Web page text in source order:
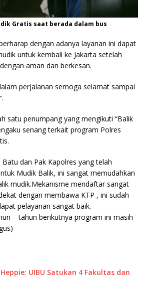
Gratis saat berada dalam bus
dengan adanya layanan ini dapat
untuk kembali ke Jakarta setelah
aman dan berkesan.
perjalanan semoga selamat sampai
satu penumpang yang mengikuti “Balik
senang terkait program Polres
Batu dan Pak Kapolres yang telah
Mudik Balik, ini sangat memudahkan
mudik.Mekanisme mendaftar sangat
dengan membawa KTP , ini sudah
pelayanan sangat baik.
– tahun berikutnya program ini masih
UIBU Satukan 4 Fakultas dan